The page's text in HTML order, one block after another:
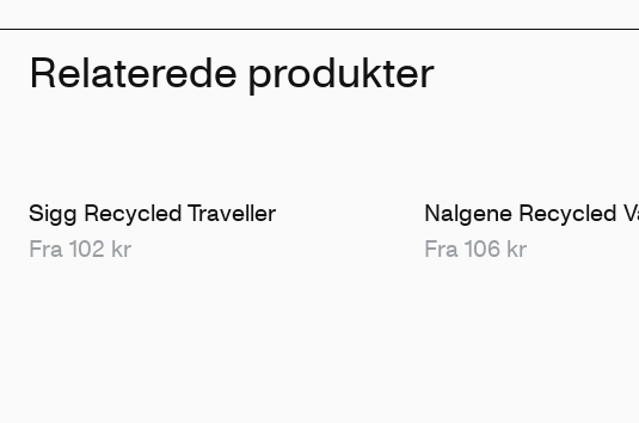
Relaterede produkter
Sigg Recycled Traveller
Fra 102 kr
Nalgene Recycled
Fra 106 kr